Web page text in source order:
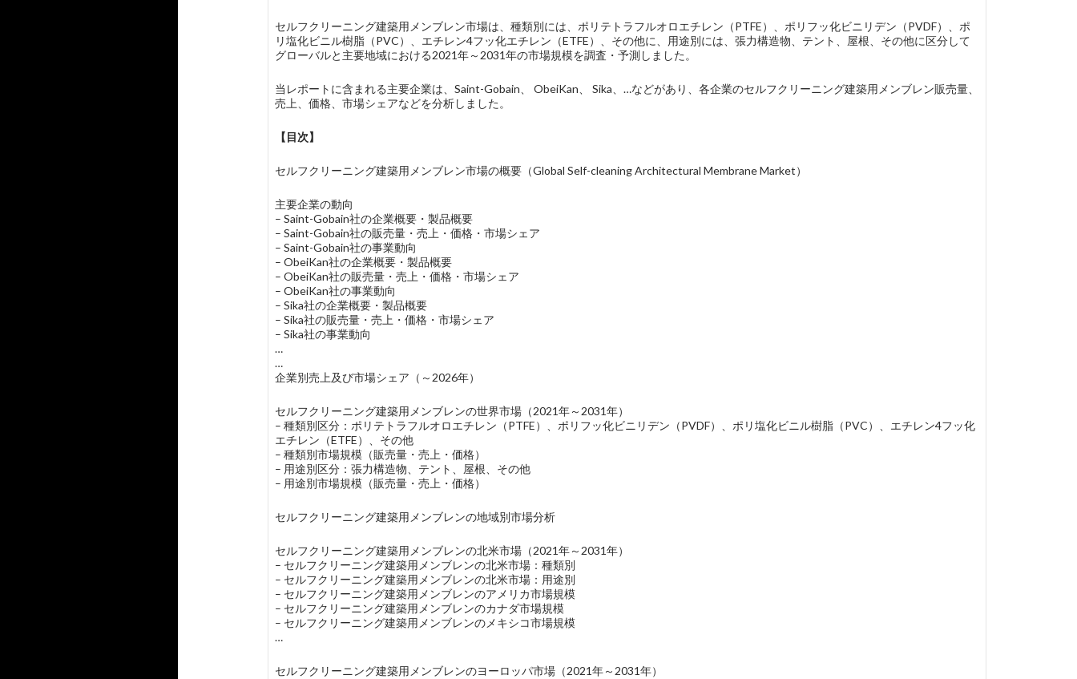
セルフクリーニング建築用メンブレン市場は、種類別には、ポリテトラフルオロエチレン（PTFE）、ポリフッ化ビニリデン（PVDF）、ポ
リ塩化ビニル樹脂（PVC）、エチレン4フッ化エチレン（ETFE）、その他に、用途別には、張力構造物、テント、屋根、その他に区分して
グローバルと主要地域における2021年～2031年の市場規模を調査・予測しました。
当レポートに含まれる主要企業は、Saint-Gobain、 ObeiKan、 Sika、…などがあり、各企業のセルフクリーニング建築用メンブレン販売量、
売上、価格、市場シェアなどを分析しました。
【目次】
セルフクリーニング建築用メンブレン市場の概要（Global Self-cleaning Architectural Membrane Market）
主要企業の動向
– Saint-Gobain社の企業概要・製品概要
– Saint-Gobain社の販売量・売上・価格・市場シェア
– Saint-Gobain社の事業動向
– ObeiKan社の企業概要・製品概要
– ObeiKan社の販売量・売上・価格・市場シェア
– ObeiKan社の事業動向
– Sika社の企業概要・製品概要
– Sika社の販売量・売上・価格・市場シェア
– Sika社の事業動向
…
…
企業別売上及び市場シェア（～2026年）
セルフクリーニング建築用メンブレンの世界市場（2021年～2031年）
– 種類別区分：ポリテトラフルオロエチレン（PTFE）、ポリフッ化ビニリデン（PVDF）、ポリ塩化ビニル樹脂（PVC）、エチレン4フッ化
エチレン（ETFE）、その他
– 種類別市場規模（販売量・売上・価格）
– 用途別区分：張力構造物、テント、屋根、その他
– 用途別市場規模（販売量・売上・価格）
セルフクリーニング建築用メンブレンの地域別市場分析
セルフクリーニング建築用メンブレンの北米市場（2021年～2031年）
– セルフクリーニング建築用メンブレンの北米市場：種類別
– セルフクリーニング建築用メンブレンの北米市場：用途別
– セルフクリーニング建築用メンブレンのアメリカ市場規模
– セルフクリーニング建築用メンブレンのカナダ市場規模
– セルフクリーニング建築用メンブレンのメキシコ市場規模
…
セルフクリーニング建築用メンブレンのヨーロッパ市場（2021年～2031年）